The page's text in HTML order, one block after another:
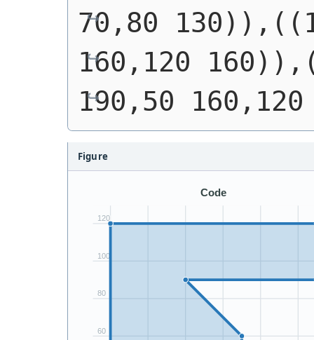
70,80
160,120
190,50
Figure